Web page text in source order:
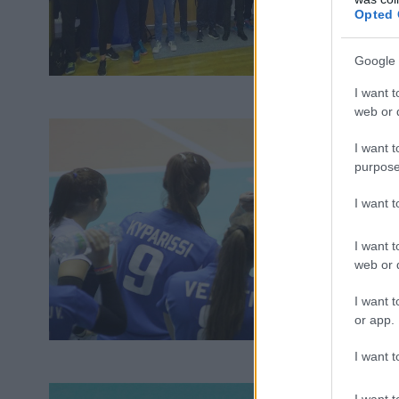
Opted
Google
I want
web or
I want
I want
I want
web or
I want
or app.
I want